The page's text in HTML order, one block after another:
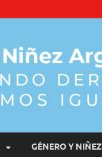
GÉNERO Y NIÑEZ